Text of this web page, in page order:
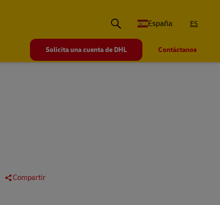
España ES
Solicita una cuenta de DHL Contáctanos
Compartir